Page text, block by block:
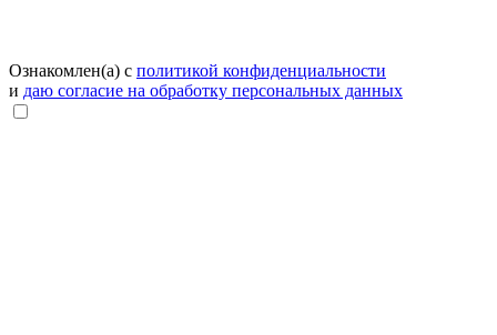
Ознакомлен(а) с политикой конфиденциальности
и даю согласие на обработку персональных данных